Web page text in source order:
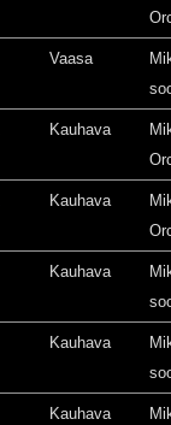
Vaasa
Kauhava
Kauhava
Kauhava
Kauhava
Kauhava